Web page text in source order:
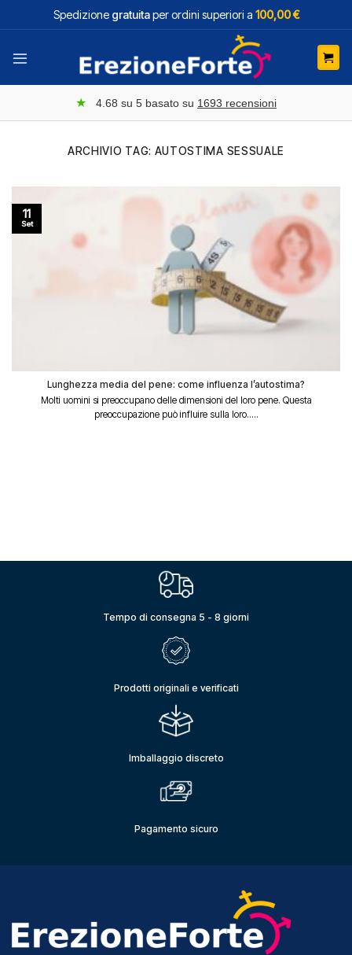
Spedizione gratuitaper ordini superiori a 100,00 €
★ 4.68 su 5 basato su 1693 recensioni
ARCHIVIO TAG: AUTOSTIMA SESSUALE
Lunghezza media del pene: come influenza l’autostima?
Molti uomini si preoccupano delle dimensioni del loro pene. Questa
preoccupazione può influire sulla loro.....
11
Set
Tempo di consegna 5 - 8 giorni
Prodotti originali e verificati
Imballaggio discreto
Pagamento sicuro